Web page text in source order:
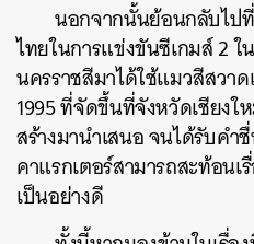
นอกจากนั้นย้อนกลับไป
ไทยในการแข่งขันซีเกมส์ 2
นครราชสีมาได้ใช้แมวสีสวา
1995 ที่จัดขึ้นที่จังหวัดเชียง
สร้างมานำเสนอ จนได้รับคำ
คาแรกเตอร์สามารถสะท้อนเ
เป็นอย่างดี